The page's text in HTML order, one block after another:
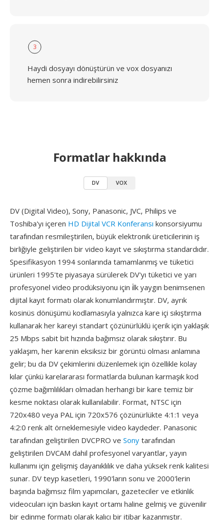
3
Haydi dosyayı dönüştürün ve vox dosyanızı
hemen sonra indirebilirsiniz
Formatlar hakkında
DV VOX
DV (Digital Video), Sony, Panasonic, JVC, Philips ve
Toshiba'yı içeren HD Dijital VCR Konferansı konsorsiyumu
tarafından resmileştirilen, büyük elektronik üreticilerinin iş
birliğiyle geliştirilen bir video kayıt ve sıkıştırma standardıdır.
Spesifikasyon 1994 sonlarında tamamlanmış ve tüketici
ürünleri 1995'te piyasaya sürülerek DV'yı tüketici ve yarı
profesyonel video prodüksiyonu için i̇lk yaygın benimsenen
dijital kayıt formatı olarak konumlandırmıştır. DV, ayrık
kosinüs dönüşümü kodlamasıyla yalnızca kare içi sıkıştırma
kullanarak her kareyi standart çözünürlüklü içerik için yaklaşık
25 Mbps sabit bit hızında bağımsız olarak sıkıştırır. Bu
yaklaşım, her karenin eksiksiz bir görüntü olması anlamına
gelir; bu da DV çekimlerini düzenlemek için özellikle kolay
kılar çünkü karelararası formatlarda bulunan karmaşık kod
çözme bağımlılıkları olmadan herhangi bir kare temiz bir
kesme noktası olarak kullanılabilir. Format, NTSC için
720x480 veya PAL için 720x576 çözünürlükte 4:1:1 veya
4:2:0 renk alt örneklemesiyle video kaydeder. Panasonic
tarafından geliştirilen DVCPRO ve Sony tarafından
geliştirilen DVCAM dahil profesyonel varyantlar, yayın
kullanımı için gelişmiş dayanıklılık ve daha yüksek renk kalitesi
sunar. DV teyp kasetleri, 1990'ların sonu ve 2000'lerin
başında bağımsız film yapımcıları, gazeteciler ve etkinlik
videocuları için baskın kayıt ortamı haline gelmiş ve güvenilir
bir edinme formatı olarak kalıcı bir itibar kazanmıştır.